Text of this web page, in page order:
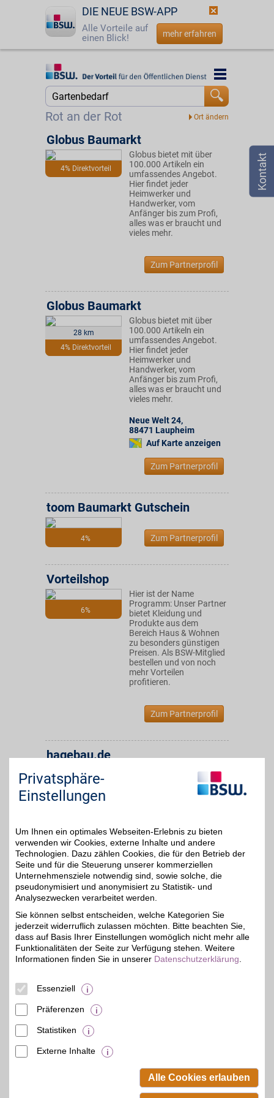
DIE NEUE BSW-APP
Alle Vorteile auf
einen Blick!
mehr erfahren
Startseite
Login
☎ 0800 - 279 25 82
Rot an der Rot
Startseite
4% Direktvorteil
Globus Baumarkt
Globus bietet mit über
100.000 Artikeln ein
umfassendes Angebot.
Hier findet jeder
Heimwerker und
Handwerker, vom
Anfänger bis zum Profi,
alles was er braucht und
vieles mehr.
Zum Partnerprofil
28 km
4% Direktvorteil
Globus Baumarkt
Globus bietet mit über
100.000 Artikeln ein
umfassendes Angebot.
Hier findet jeder
Heimwerker und
Handwerker, vom
Anfänger bis zum Profi,
alles was er braucht und
vieles mehr.
Neue Welt 24,
88471 Laupheim
Auf Karte anzeigen
Zum Partnerprofil
4%
toom Baumarkt Gutschein
Zum Partnerprofil
6%
Vorteilshop
Hier ist der Name
Programm: Unser Partner
bietet Kleidung und
Produkte aus dem
Bereich Haus & Wohnen
zu besonders günstigen
Preisen. Als BSW-Mitglied
bestellen und von noch
mehr Vorteilen
profitieren.
Zum Partnerprofil
4%
hagebau.de
Vorteil beim Kauf sparen.
Zum Partnerprofil
N.L. Chrestensen
Ihr Gartenversandhaus,
der Onlineshop der Firma
N.L.Chrestensen.
Blumenzwiebeln, Saatgut
oder Pflanzen, Rosen-,
Zier- oder Obstgehölze,
Beamten-Selbsthilfewerk GmbH.
Privatsphäre-
Einstellungen
Um Ihnen ein optimales Webseiten-Erlebnis zu bieten
verwenden wir Cookies, externe Inhalte und andere
Technologien. Dazu zählen Cookies, die für den Betrieb der
Seite und für die Steuerung unserer kommerziellen
Unternehmensziele notwendig sind, sowie solche, die
pseudonymisiert und anonymisiert zu Statistik- und
Analysezwecken verarbeitet werden.
Sie können selbst entscheiden, welche Kategorien Sie
jederzeit widerruflich zulassen möchten. Bitte beachten Sie,
dass auf Basis Ihrer Einstellungen womöglich nicht mehr alle
Funktionalitäten der Seite zur Verfügung stehen. Weitere
Informationen finden Sie in unserer Datenschutzerklärung
Essenziell
Präferenzen
Statistiken
Externe Inhalte
Alle Cookies erlauben